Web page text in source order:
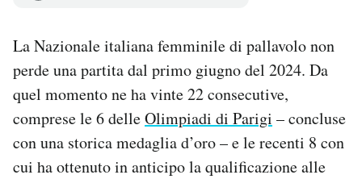
AREA PERSONALE
Area Personale
Newsletter
La Nazionale italiana femminile di pallavolo non
perde una partita dal primo giugno del 2024. Da
quel momento ne ha vinte 22 consecutive,
comprese le 6 delleOlimpiadi di Parigi – concluse
con una storica medaglia d’oro – e le recenti 8 con
cui ha ottenuto in anticipo la qualificazione alle